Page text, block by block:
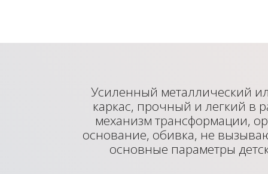
Усиленный металлический
каркас, прочный и легкий в
механизм трансформации,
основание, обивка, не
основные параметры